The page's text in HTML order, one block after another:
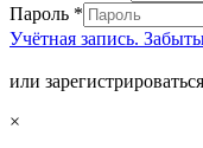
Пароль *
Учётная запись.
или зарегистрироваться
×